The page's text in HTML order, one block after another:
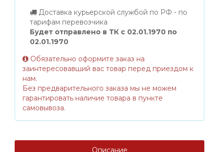
Доставка курьерской службой по РФ - по
тарифам перевозчика
Будет отправлено в ТК с 02.01.1970 по
02.01.1970
Обязательно оформите заказ на
заинтересовавший вас товар перед приездом к
нам.
Без предварительного заказа мы не можем
гарантировать наличие товара в пункте
самовывоза.
Описание